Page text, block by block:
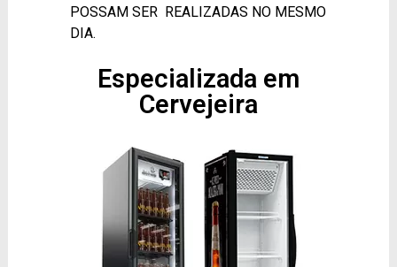
POSSAM SER REALIZADAS NO MESMO
DIA.
Especializada em
Cervejeira